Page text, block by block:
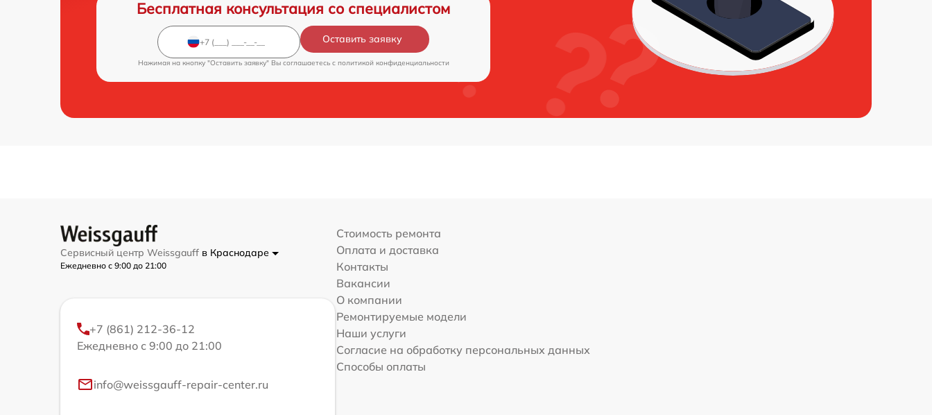
Бесплатная консультация со специалистом
Оставить заявку
Нажимая на кнопку "Оставить заявку" Вы соглашаетесь c политикой конфиденциальности
Сервисный центр Weissgauff в Краснодаре
Ежедневно с 9:00 до 21:00
+7 (861) 212-36-12
Ежедневно с 9:00 до 21:00
info@weissgauff-repair-center.ru
Стоимость ремонта
Оплата и доставка
Контакты
Вакансии
О компании
Ремонтируемые модели
Наши услуги
Согласие на обработку персональных данных
Способы оплаты